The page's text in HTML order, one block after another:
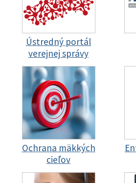
Ústredný portál
verejnej správy
Ochrana mäkkých
cieľov